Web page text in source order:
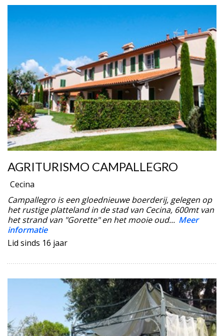
AGRITURISMO CAMPALLEGRO
Cecina
Campallegro is een gloednieuwe boerderij, gelegen op
het rustige platteland in de stad van Cecina, 600mt van
het strand van "Gorette" en het mooie oud... Meer
informatie
Lid sinds 16 jaar